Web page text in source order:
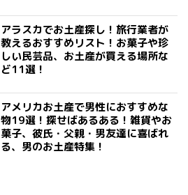
アラスカでお土産探し！旅行業者が
教えるおすすめリスト！お菓子や珍
しい民芸品、お土産が買える場所な
ど11選！
アメリカお土産で男性におすすめな
物19選！探せばあるある！雑貨やお
菓子、彼氏・父親・男友達に喜ばれ
る、男のお土産特集！